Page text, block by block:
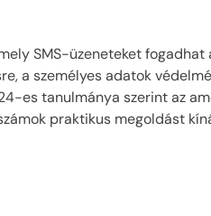
SMS-üzeneteket fogadhat
a személyes adatok
es tanulmánya szerint az
praktikus megoldást